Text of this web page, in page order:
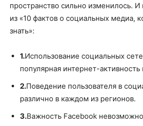
пространство сильно изменилось. И
из «10 фактов о социальных медиа,
знать»:
1.Использование социальных
популярная интернет-
2.Поведение пользователя в
различно в каждом из регионов.
3.Важность Facebook